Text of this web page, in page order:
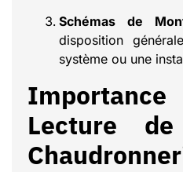
Schémas de
disposition
système ou une
Lecture